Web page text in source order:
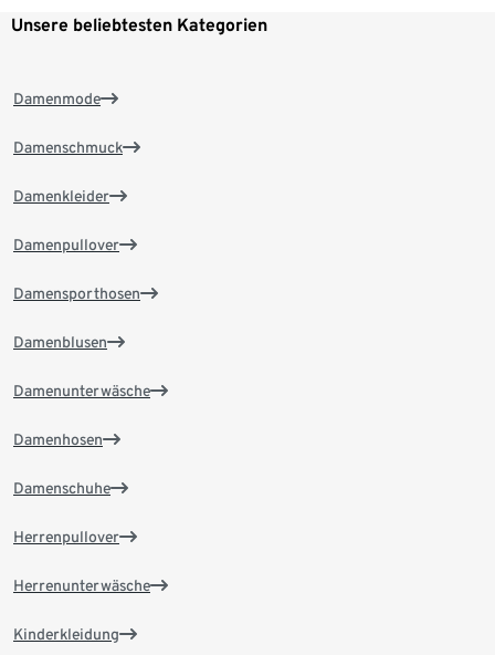
Unsere beliebtesten Kategorien
Damenmode
Damenschmuck
Damenkleider
Damenpullover
Damensporthosen
Damenblusen
Damenunterwäsche
Damenhosen
Damenschuhe
Herrenpullover
Herrenunterwäsche
Kinderkleidung